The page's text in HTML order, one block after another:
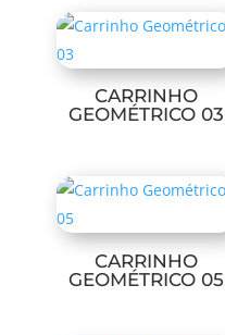
CARRINHO
GEOMÉTRICO 03
CARRINHO
GEOMÉTRICO 05